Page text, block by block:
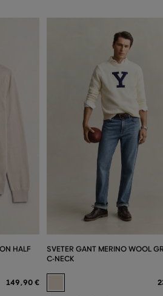
HALF
149,90 €
SVETER GANT MERINO WOOL
C-NECK